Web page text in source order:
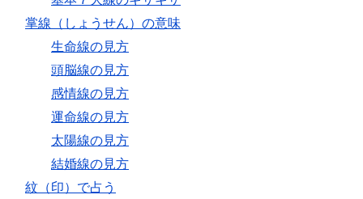
掌線（しょうせん）の意味
生命線の見方
頭脳線の見方
感情線の見方
運命線の見方
太陽線の見方
結婚線の見方
紋（印）で占う